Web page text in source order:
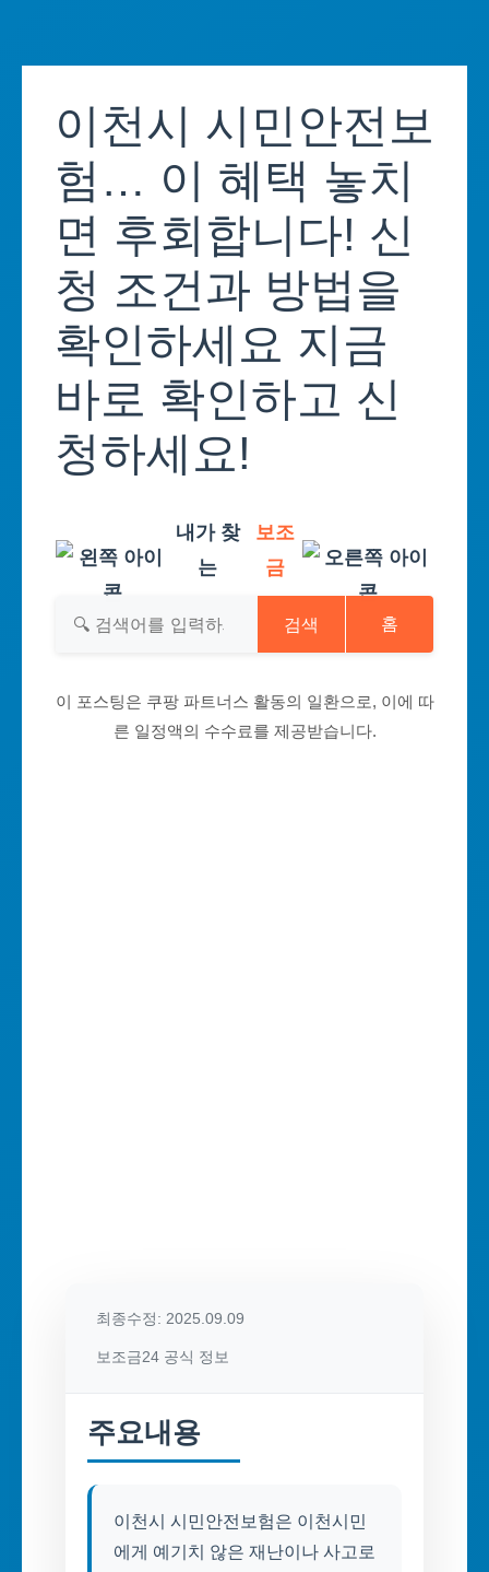
content이천시 시민안전보
험… 이 혜택 놓치
면 후회합니다! 신
청 조건과 방법을
확인하세요 지금
바로 확인하고 신
청하세요!
내가 찾
는
보조
금
검색 홈
이 포스팅은 쿠팡 파트너스 활동의 일환으로, 이에 따
른 일정액의 수수료를 제공받습니다.
최종수정: 2025.09.09
보조금24 공식 정보
주요내용
이천시 시민안전보험은 이천시민
에게 예기치 않은 재난이나 사고로